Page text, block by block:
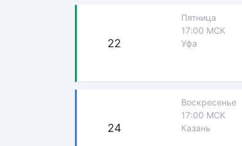
22
Пятница
17:00 МСК
Уфа
24
Воскресенье
17:00 МСК
Казань